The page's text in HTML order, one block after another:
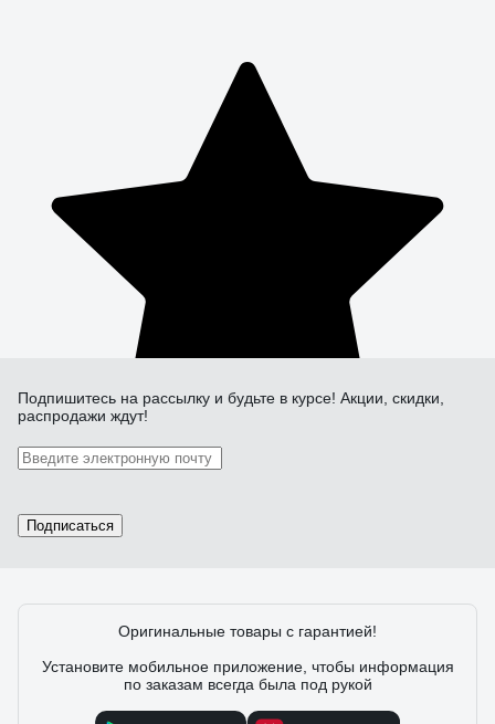
Подпишитесь на рассылку и будьте в курсе! Акции, скидки,
распродажи ждут!
Подписаться
Оригинальные товары с гарантией!
Установите мобильное приложение, чтобы информация
по заказам всегда была под рукой